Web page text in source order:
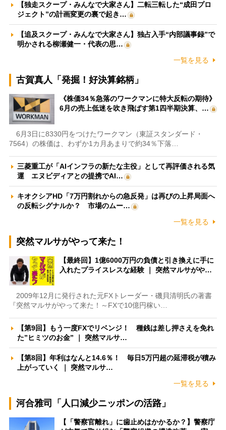
【独走スクープ・みんなで大家さん】二転三転した“成田プロ
ジェクト”の計画変更の裏で起き…
【追及スクープ・みんなで大家さん】独占入手“内部議事録”で
明かされる柳瀬健一・代表の思…
一覧を見る
古賀真人「発掘！好決算銘柄」
《株価34％急落のワークマンに特大反転の期待》
6月の売上低迷を吹き飛ばす第1四半期決算、…
6月3日に8330円をつけたワークマン（東証スタンダード・
7564）の株価は、わずか1カ月あまりで約34％下落…
三菱重工が「AIインフラの新たな主役」として再評価される気
運 エヌビディアとの提携でAI…
キオクシアHD「7万円割れからの急反発」は再びの上昇局面へ
の反転シグナルか？ 市場のムー…
一覧を見る
突然マルサがやって来た！
【最終回】1億6000万円の負債と引き換えに手に
入れたプライスレスな経験 ｜ 突然マルサがや…
2009年12月に発行された元FXトレーダー・磯貝清明氏の著書
『突然マルサがやって来た！～FXで10億円稼い…
【第9回】もう一度FXでリベンジ！ 種銭は差し押さえを免れ
た”ヒミツのお金” ｜ 突然マルサ…
【第8回】年利はなんと14.6％！ 毎日5万円超の延滞税が積み
上がっていく ｜ 突然マルサ…
一覧を見る
河合雅司「人口減少ニッポンの活路」
【「警察官離れ」に歯止めはかかるか？】警察庁